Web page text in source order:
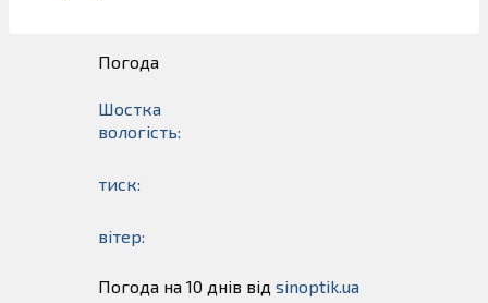
Погода
Шостка
вологість:
тиск:
вітер:
Погода на 10 днів від sinoptik.ua